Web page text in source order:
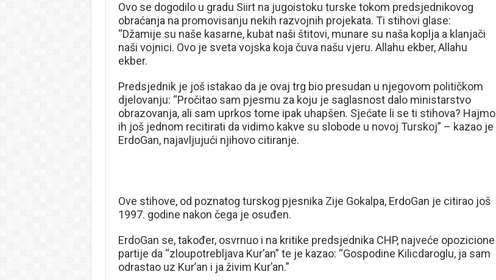
Ovo se dogodilo u gradu Siirt na jugoistoku turske tokom predsjednikovog
obraćanja na promovisanju nekih razvojnih projekata. Ti stihovi glase:
“Džamije su naše kasarne, kubat naši štitovi, munare su naša koplja a klanjači
naši vojnici. Ovo je sveta vojska koja čuva našu vjeru. Allahu ekber, Allahu
ekber.
Predsjednik je još istakao da je ovaj trg bio presudan u njegovom političkom
djelovanju: “Pročitao sam pjesmu za koju je saglasnost dalo ministarstvo
obrazovanja, ali sam uprkos tome ipak uhapšen. Sjećate li se ti stihova? Hajmo
ih još jednom recitirati da vidimo kakve su slobode u novoj Turskoj” – kazao je
ErdoGan, najavljujući njihovo citiranje.
Ove stihove, od poznatog turskog pjesnika Zije Gokalpa, ErdoGan je citirao još
1997. godine nakon čega je osuđen.
ErdoGan se, također, osvrnuo i na kritike predsjednika CHP, najveće opozicione
partije da “zloupotrebljava Kur’an” te je kazao: “Gospodine Kilicdaroglu, ja sam
odrastao uz Kur’an i ja živim Kur’an.”